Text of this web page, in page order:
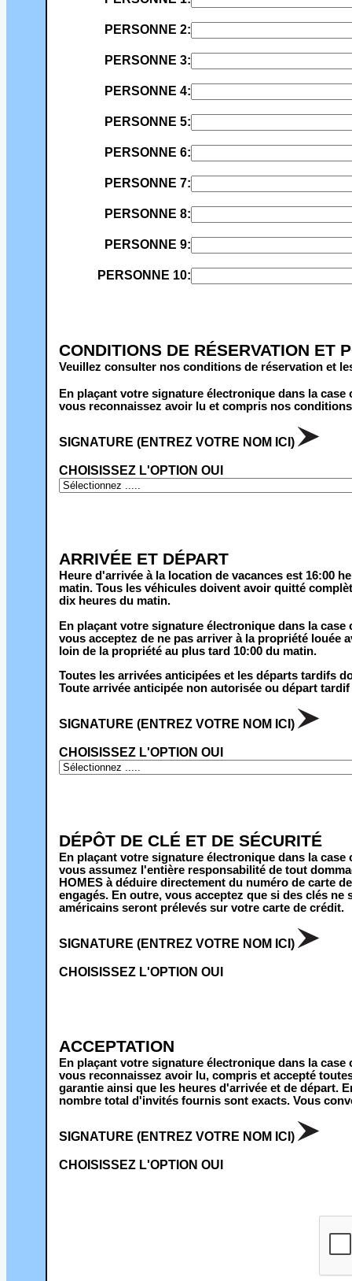
PERSONNE 2:
PERSONNE 3:
PERSONNE 4:
PERSONNE 5:
PERSONNE 6:
PERSONNE 7:
PERSONNE 8:
PERSONNE 9:
PERSONNE 10:
CONDITIONS DE RÉSERVATION ET
Veuillez consulter nos conditions de réservation et
En plaçant votre signature électronique dans la
vous reconnaissez avoir lu et compris nos
SIGNATURE (ENTREZ VOTRE NOM ICI)
CHOISISSEZ L'OPTION OUI
ARRIVÉE ET DÉPART
Heure d'arrivée à la location de vacances est 16:00
matin. Tous les véhicules doivent avoir quitté
dix heures du matin.
En plaçant votre signature électronique dans la
vous acceptez de ne pas arriver à la propriété louée
loin de la propriété au plus tard 10:00 du matin.
Toutes les arrivées anticipées et les départs tardifs
Toute arrivée anticipée non autorisée ou départ
SIGNATURE (ENTREZ VOTRE NOM ICI)
CHOISISSEZ L'OPTION OUI
DÉPÔT DE CLÉ ET DE SÉCURITÉ
En plaçant votre signature électronique dans la
vous assumez l'entière responsabilité de tout
HOMES à déduire directement du numéro de carte
engagés. En outre, vous acceptez que si des clés
américains seront prélevés sur votre carte de crédit.
SIGNATURE (ENTREZ VOTRE NOM ICI)
CHOISISSEZ L'OPTION OUI
ACCEPTATION
En plaçant votre signature électronique dans la
vous reconnaissez avoir lu, compris et accepté
garantie ainsi que les heures d'arrivée et de départ.
nombre total d'invités fournis sont exacts. Vous
SIGNATURE (ENTREZ VOTRE NOM ICI)
CHOISISSEZ L'OPTION OUI